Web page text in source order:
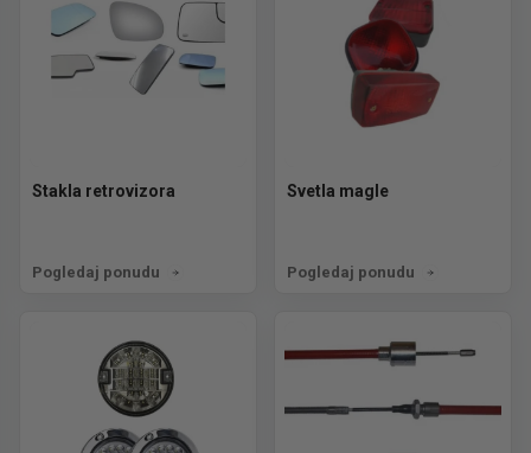
Stakla retrovizora
Pogledaj ponudu
Svetla magle
Pogledaj ponudu